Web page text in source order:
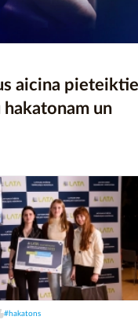
aicina
un
#hakatons